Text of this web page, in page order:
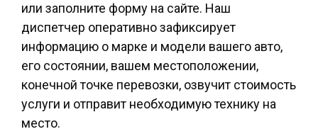
или заполните форму на сайте. Наш
диспетчер оперативно зафиксирует
информацию о марке и модели вашего авто,
его состоянии, вашем местоположении,
конечной точке перевозки, озвучит стоимость
услуги и отправит необходимую технику на
место.